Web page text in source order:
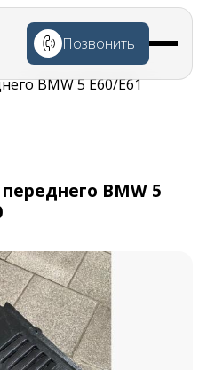
Позвонить
BMW 5 E60/E61
BMW 5